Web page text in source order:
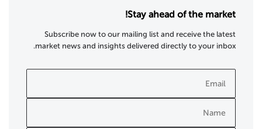
Stay ahead of the market!
Subscribe now to our mailing list and receive the latest
market news and insights delivered directly to your inbox.